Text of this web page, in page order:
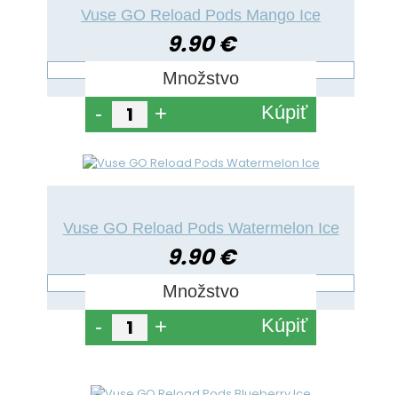
Vuse GO Reload Pods Mango Ice
9.90 €
Množstvo
- + Kúpiť
Vuse GO Reload Pods Watermelon Ice
9.90 €
Množstvo
- + Kúpiť